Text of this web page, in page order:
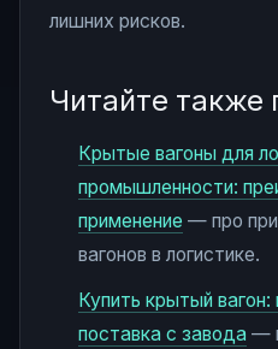
лишних рисков.
Читайте также
Крытые вагоны для
промышленности:
применение — про
вагонов в логистике.
Купить крытый
поставка с завода —